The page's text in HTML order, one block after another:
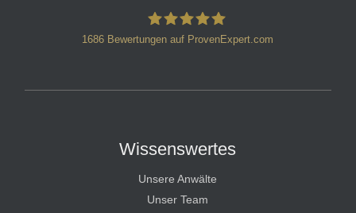
1686 Bewertungen auf ProvenExpert.com
Wissenswertes
Unsere Anwälte
Unser Team